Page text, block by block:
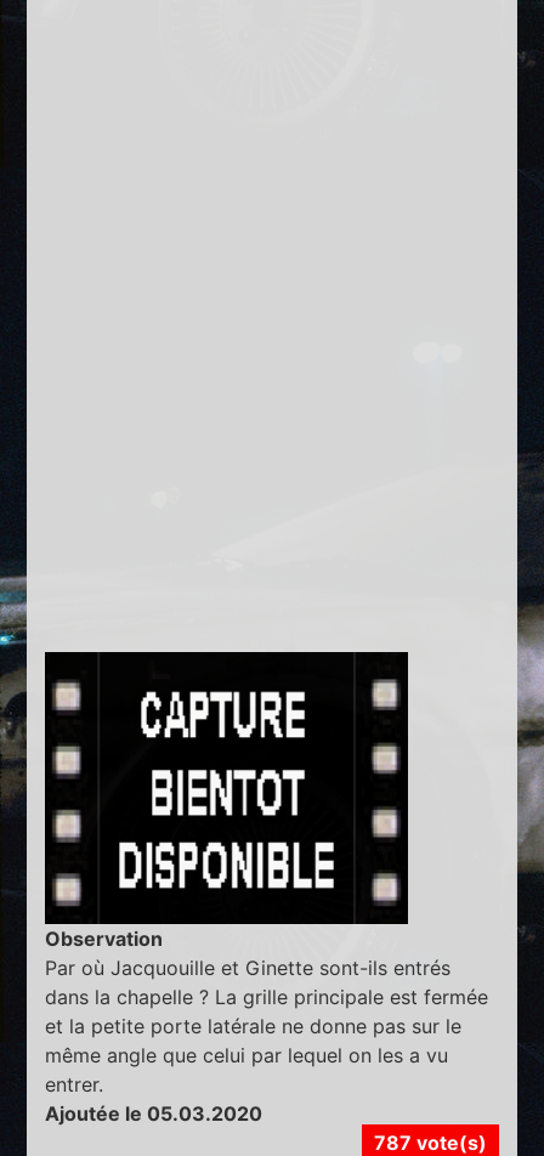
Observation
Par où Jacquouille et Ginette sont-ils entrés
dans la chapelle ? La grille principale est fermée
et la petite porte latérale ne donne pas sur le
même angle que celui par lequel on les a vu
entrer.
Ajoutée le 05.03.2020
787 vote(s)